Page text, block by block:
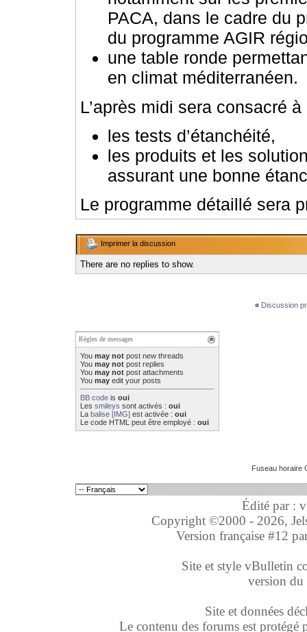
PACA, dans le cadre du
du programme AGIR
une table ronde
en climat méditerranéen.
L’après midi sera consacré
les tests d’étanchéité,
les produits et les
assurant une bonne
Le programme détaillé sera
Imprimer la discussion
There are no replies to show.
« Discussion
Règles de messages
You may not post new threads
You may not post replies
You may not post attachments
You may edit your posts
BB code is oui
Les smileys sont activés : oui
La balise [IMG] est activée : oui
Le code HTML peut être employé : oui
Fuseau horaire
Édité par :
Copyright ©2000 - 2026,
Version française #12
Site et style vBulletin
version
Site et données
Le contenu des forums est protégé